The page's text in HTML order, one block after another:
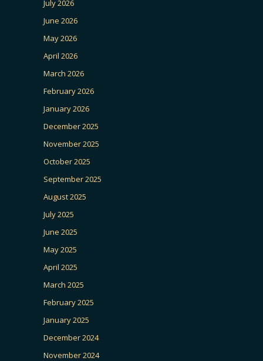
July 2026
June 2026
May 2026
April 2026
March 2026
February 2026
January 2026
December 2025
November 2025
October 2025
September 2025
August 2025
July 2025
June 2025
May 2025
April 2025
March 2025
February 2025
January 2025
December 2024
November 2024